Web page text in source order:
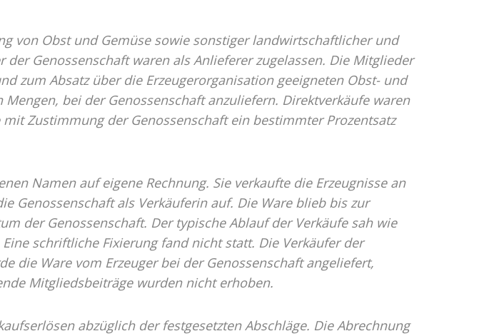
von Obst und Gemüse sowie sonstiger landwirtschaftlicher und
Genossenschaft waren als Anlieferer zugelassen. Die Mitglieder
zum Absatz über die Erzeugerorganisation geeigneten Obst- und
bei der Genossenschaft anzuliefern. Direktverkäufe waren
Zustimmung der Genossenschaft ein bestimmter Prozentsatz
Namen auf eigene Rechnung. Sie verkaufte die Erzeugnisse an
Genossenschaft als Verkäuferin auf. Die Ware blieb bis zur
der Genossenschaft. Der typische Ablauf der Verkäufe sah wie
schriftliche Fixierung fand nicht statt. Die Verkäufer der
die Ware vom Erzeuger bei der Genossenschaft angeliefert,
Mitgliedsbeiträge wurden nicht erhoben.
abzüglich der festgesetzten Abschläge. Die Abrechnung